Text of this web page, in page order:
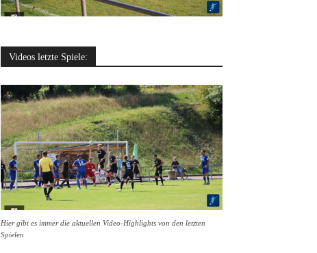
Videos letzte Spiele:
Hier gibt es immer die aktuellen Video-Highlights von den letzten
Spielen